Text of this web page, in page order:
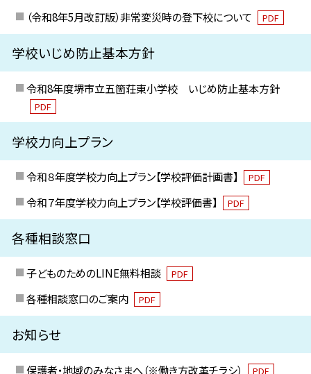
（令和8年5月改訂版）非常変災時の登下校について PDF
学校いじめ防止基本方針
令和8年度堺市立五箇荘東小学校 いじめ防止基本方針
PDF
学校力向上プラン
令和８年度学校力向上プラン【学校評価計画書】 PDF
令和７年度学校力向上プラン【学校評価書】 PDF
各種相談窓口
子どものためのLINE無料相談 PDF
各種相談窓口のご案内 PDF
お知らせ
保護者・地域のみなさまへ（※働き方改革チラシ） PDF